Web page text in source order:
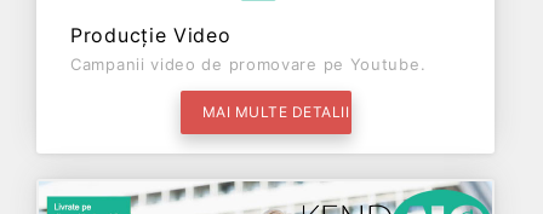
Producție Video
Campanii video de promovare pe Youtube.
MAI MULTE DETALII